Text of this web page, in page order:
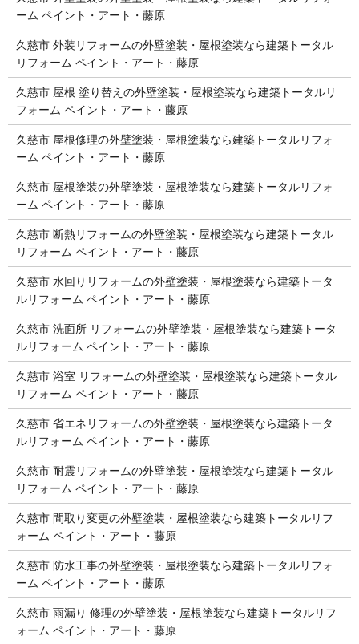
ーム ペイント・アート・藤原
久慈市 外装リフォームの外壁塗装・屋根塗装なら建築トータル
リフォーム ペイント・アート・藤原
久慈市 屋根 塗り替えの外壁塗装・屋根塗装なら建築トータルリ
フォーム ペイント・アート・藤原
久慈市 屋根修理の外壁塗装・屋根塗装なら建築トータルリフォ
ーム ペイント・アート・藤原
久慈市 屋根塗装の外壁塗装・屋根塗装なら建築トータルリフォ
ーム ペイント・アート・藤原
久慈市 断熱リフォームの外壁塗装・屋根塗装なら建築トータル
リフォーム ペイント・アート・藤原
久慈市 水回りリフォームの外壁塗装・屋根塗装なら建築トータ
ルリフォーム ペイント・アート・藤原
久慈市 洗面所 リフォームの外壁塗装・屋根塗装なら建築トータ
ルリフォーム ペイント・アート・藤原
久慈市 浴室 リフォームの外壁塗装・屋根塗装なら建築トータル
リフォーム ペイント・アート・藤原
久慈市 省エネリフォームの外壁塗装・屋根塗装なら建築トータ
ルリフォーム ペイント・アート・藤原
久慈市 耐震リフォームの外壁塗装・屋根塗装なら建築トータル
リフォーム ペイント・アート・藤原
久慈市 間取り変更の外壁塗装・屋根塗装なら建築トータルリフ
ォーム ペイント・アート・藤原
久慈市 防水工事の外壁塗装・屋根塗装なら建築トータルリフォ
ーム ペイント・アート・藤原
久慈市 雨漏り 修理の外壁塗装・屋根塗装なら建築トータルリフ
ォーム ペイント・アート・藤原